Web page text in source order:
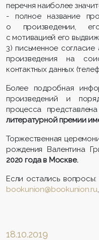
перечня наиболее
- полное название
о произведении,
с мотивацией его
3) письменное
произведения на
контактных данных
Более подробная
произведений и
процесса
литературной премии
Торжественная
рождения Валентина
2020 года в Москве.
Если остались вопросы:
bookunion@bookunion.ru
18.10.2019